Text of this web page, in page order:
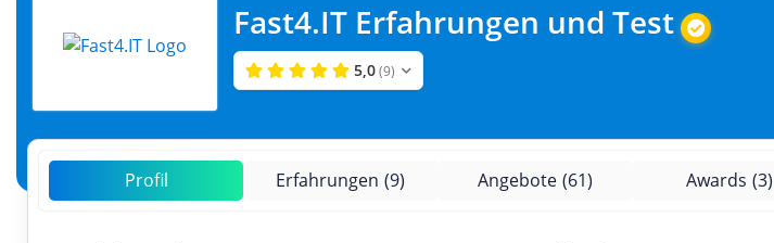
Fast4.IT Erfahrungen und Test
5,0 (9)
Profil Erfahrungen (9) Angebote (61) Awards (3)